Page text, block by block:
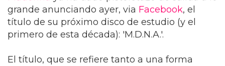
grande anunciando ayer, via Facebook, el
título de su próximo disco de estudio (y el
primero de esta década): 'M.D.N.A.'.
El título, que se refiere tanto a una forma